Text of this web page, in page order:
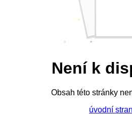
Není k
Obsah této stránky
úvodní